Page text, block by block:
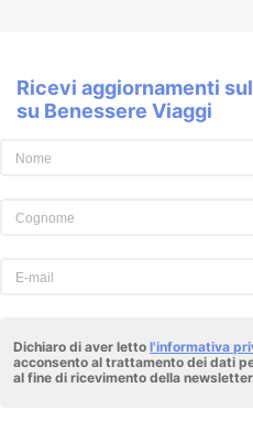
Ricevi aggiornamenti
su Benessere Viaggi
Dichiaro di aver letto l'informativa
acconsento al trattamento dei dati
al fine di ricevimento della